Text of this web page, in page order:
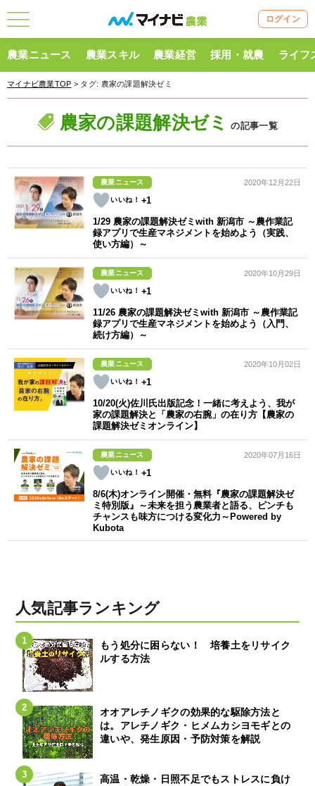
ログイン
農業ニュース 農業スキル 農業経営 採用・就農 ライフ
マイナビ農業TOP > タグ: 農家の課題解決ゼミ
農家の課題解決ゼミ の記事一覧
農業ニュース
+1
2020年12月22日
1/29 農家の課題解決ゼミwith 新潟市 ～農作業記
録アプリで生産マネジメントを始めよう（実践、
使い方編）～
農業ニュース
+1
2020年10月29日
11/26 農家の課題解決ゼミwith 新潟市 ～農作業記
録アプリで生産マネジメントを始めよう（入門、
続け方編）～
農業ニュース
+1
2020年10月02日
10/20(火)佐川氏出版記念！一緒に考えよう、我が
家の課題解決と「農家の右腕」の在り方【農家の
課題解決ゼミオンライン】
農業ニュース
+1
2020年07月16日
8/6(木)オンライン開催・無料『農家の課題解決ゼ
ミ特別版』～未来を担う農業者と語る、ピンチも
チャンスも味方につける変化力～Powered by
Kubota
人気記事ランキング
もう処分に困らない！ 培養土をリサイク
ルする方法
オオアレチノギクの効果的な駆除方法と
は。アレチノギク・ヒメムカシヨモギとの
違いや、発生原因・予防対策を解説
高温・乾燥・日照不足でもストレスに負け